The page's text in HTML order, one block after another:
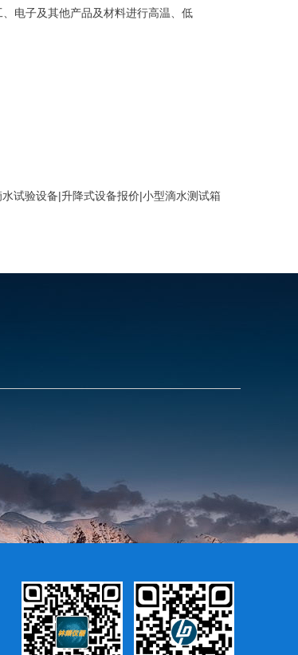
电子及其他产品及材料进行高温、低
水试验设备|升降式设备报价|小型滴水测试箱